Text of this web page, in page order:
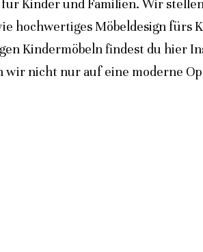
Kinder und Familien. Wir
hochwertiges Möbeldesign fürs
Kindermöbeln findest du hier
wir nicht nur auf eine moderne